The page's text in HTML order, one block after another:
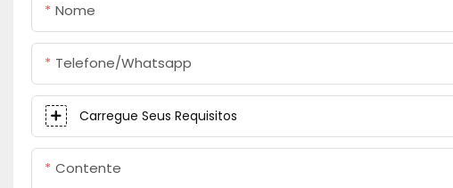
Nome
Telefone/whatsapp
Carregue Seus Requisitos
Contente